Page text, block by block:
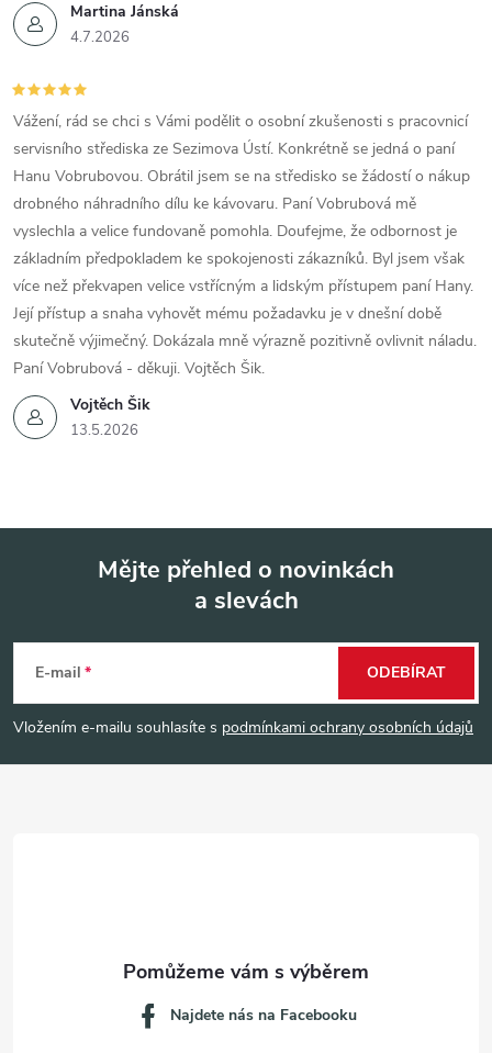
Martina Jánská
4.7.2026
Vojtěch Šik
13.5.2026
Vážení, rád se chci s Vámi podělit o osobní zkušenosti s pracovnicí
servisního střediska ze Sezimova Ústí. Konkrétně se jedná o paní
Hanu Vobrubovou. Obrátil jsem se na středisko se žádostí o nákup
drobného náhradního dílu ke kávovaru. Paní Vobrubová mě
vyslechla a velice fundovaně pomohla. Doufejme, že odbornost je
základním předpokladem ke spokojenosti zákazníků. Byl jsem však
více než překvapen velice vstřícným a lidským přístupem paní Hany.
Její přístup a snaha vyhovět mému požadavku je v dnešní době
skutečně výjimečný. Dokázala mně výrazně pozitivně ovlivnit náladu.
Paní Vobrubová - děkuji. Vojtěch Šik.
p
a
Mějte přehled o novinkách
a slevách
E-mail
Vložením e-mailu souhlasíte s podmínkami ochrany osobních údajů
ODEBÍRAT
Najdete nás na Facebooku